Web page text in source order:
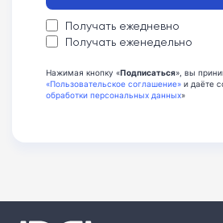
Получать ежедневно
Получать еженедельно
Нажимая кнопку «Подписаться», вы
«Пользовательское соглашение» и даёте
обработки персональных данных»